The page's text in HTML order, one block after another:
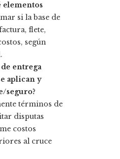
elementos
si la base de
flete,
según
entrega
aplican y
seguro?
términos de
disputas
costos
al cruce